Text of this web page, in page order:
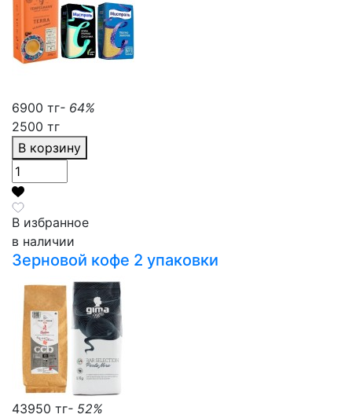
6900 тг- 64%
2500 тг
В корзину
В избранное
в наличии
Зерновой кофе 2 упаковки
43950 тг- 52%